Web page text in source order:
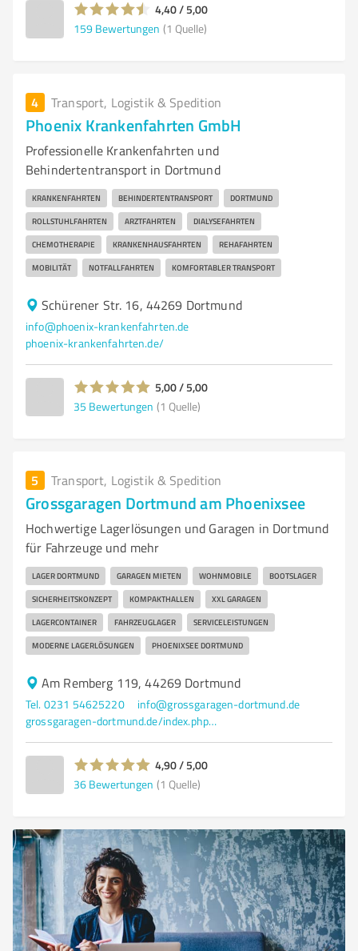
4,40 / 5,00
159 Bewertungen (1 Quelle)
4 Transport, Logistik & Spedition
Phoenix Krankenfahrten GmbH
Professionelle Krankenfahrten und
Behindertentransport in Dortmund
KRANKENFAHRTEN BEHINDERTENTRANSPORT DORTMUND
ROLLSTUHLFAHRTEN ARZTFAHRTEN DIALYSEFAHRTEN
CHEMOTHERAPIE KRANKENHAUSFAHRTEN REHAFAHRTEN
MOBILITÄT NOTFALLFAHRTEN KOMFORTABLER TRANSPORT
Schürener Str. 16, 44269 Dortmund
info@phoenix-krankenfahrten.de
phoenix-krankenfahrten.de/
5,00 / 5,00
35 Bewertungen (1 Quelle)
5 Transport, Logistik & Spedition
Grossgaragen Dortmund am Phoenixsee
Hochwertige Lagerlösungen und Garagen in Dortmund
für Fahrzeuge und mehr
LAGER DORTMUND GARAGEN MIETEN WOHNMOBILE BOOTSLAGER
SICHERHEITSKONZEPT KOMPAKTHALLEN XXL GARAGEN
LAGERCONTAINER FAHRZEUGLAGER SERVICELEISTUNGEN
MODERNE LAGERLÖSUNGEN PHOENIXSEE DORTMUND
Am Remberg 119, 44269 Dortmund
Tel. 0231 54625220
info@grossgaragen-dortmund.de
grossgaragen-dortmund.de/index.php?id=4&L=0
4,90 / 5,00
36 Bewertungen (1 Quelle)